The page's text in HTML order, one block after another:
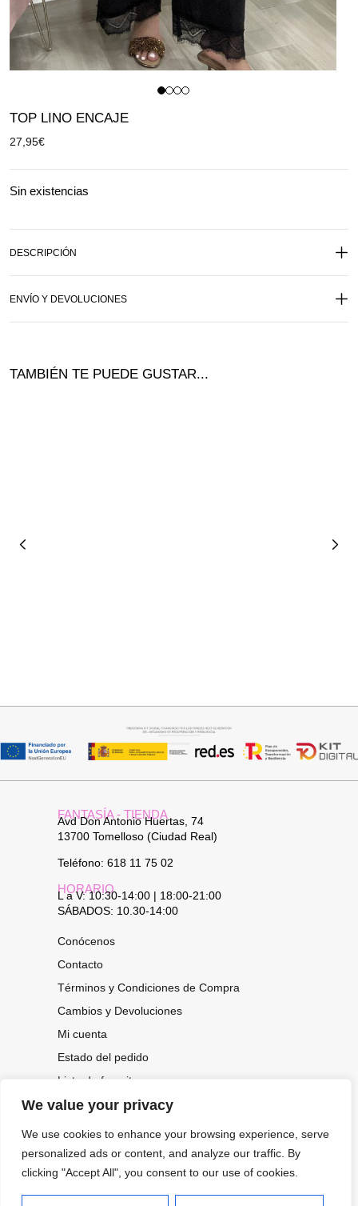
We value your privacy
We use cookies to enhance your browsing experience, serve
personalized ads or content, and analyze our traffic. By
clicking "Accept All", you consent to our use of cookies.
TOP LINO ENCAJE
27,95€
Sin existencias
DESCRIPCIÓN
ENVÍO Y DEVOLUCIONES
TAMBIÉN TE PUEDE GUSTAR...
FANTASÍA - TIENDA
Avd Don Antonio Huertas, 74
13700 Tomelloso (Ciudad Real)
Teléfono: 618 11 75 02
HORARIO
L a V: 10:30-14:00 | 18:00-21:00
SÁBADOS: 10.30-14:00
Conócenos
Contacto
Términos y Condiciones de Compra
Cambios y Devoluciones
Mi cuenta
Estado del pedido
Lista de favoritos
CONOCE NUESTRAS NOVEDADES,
OFERTAS...